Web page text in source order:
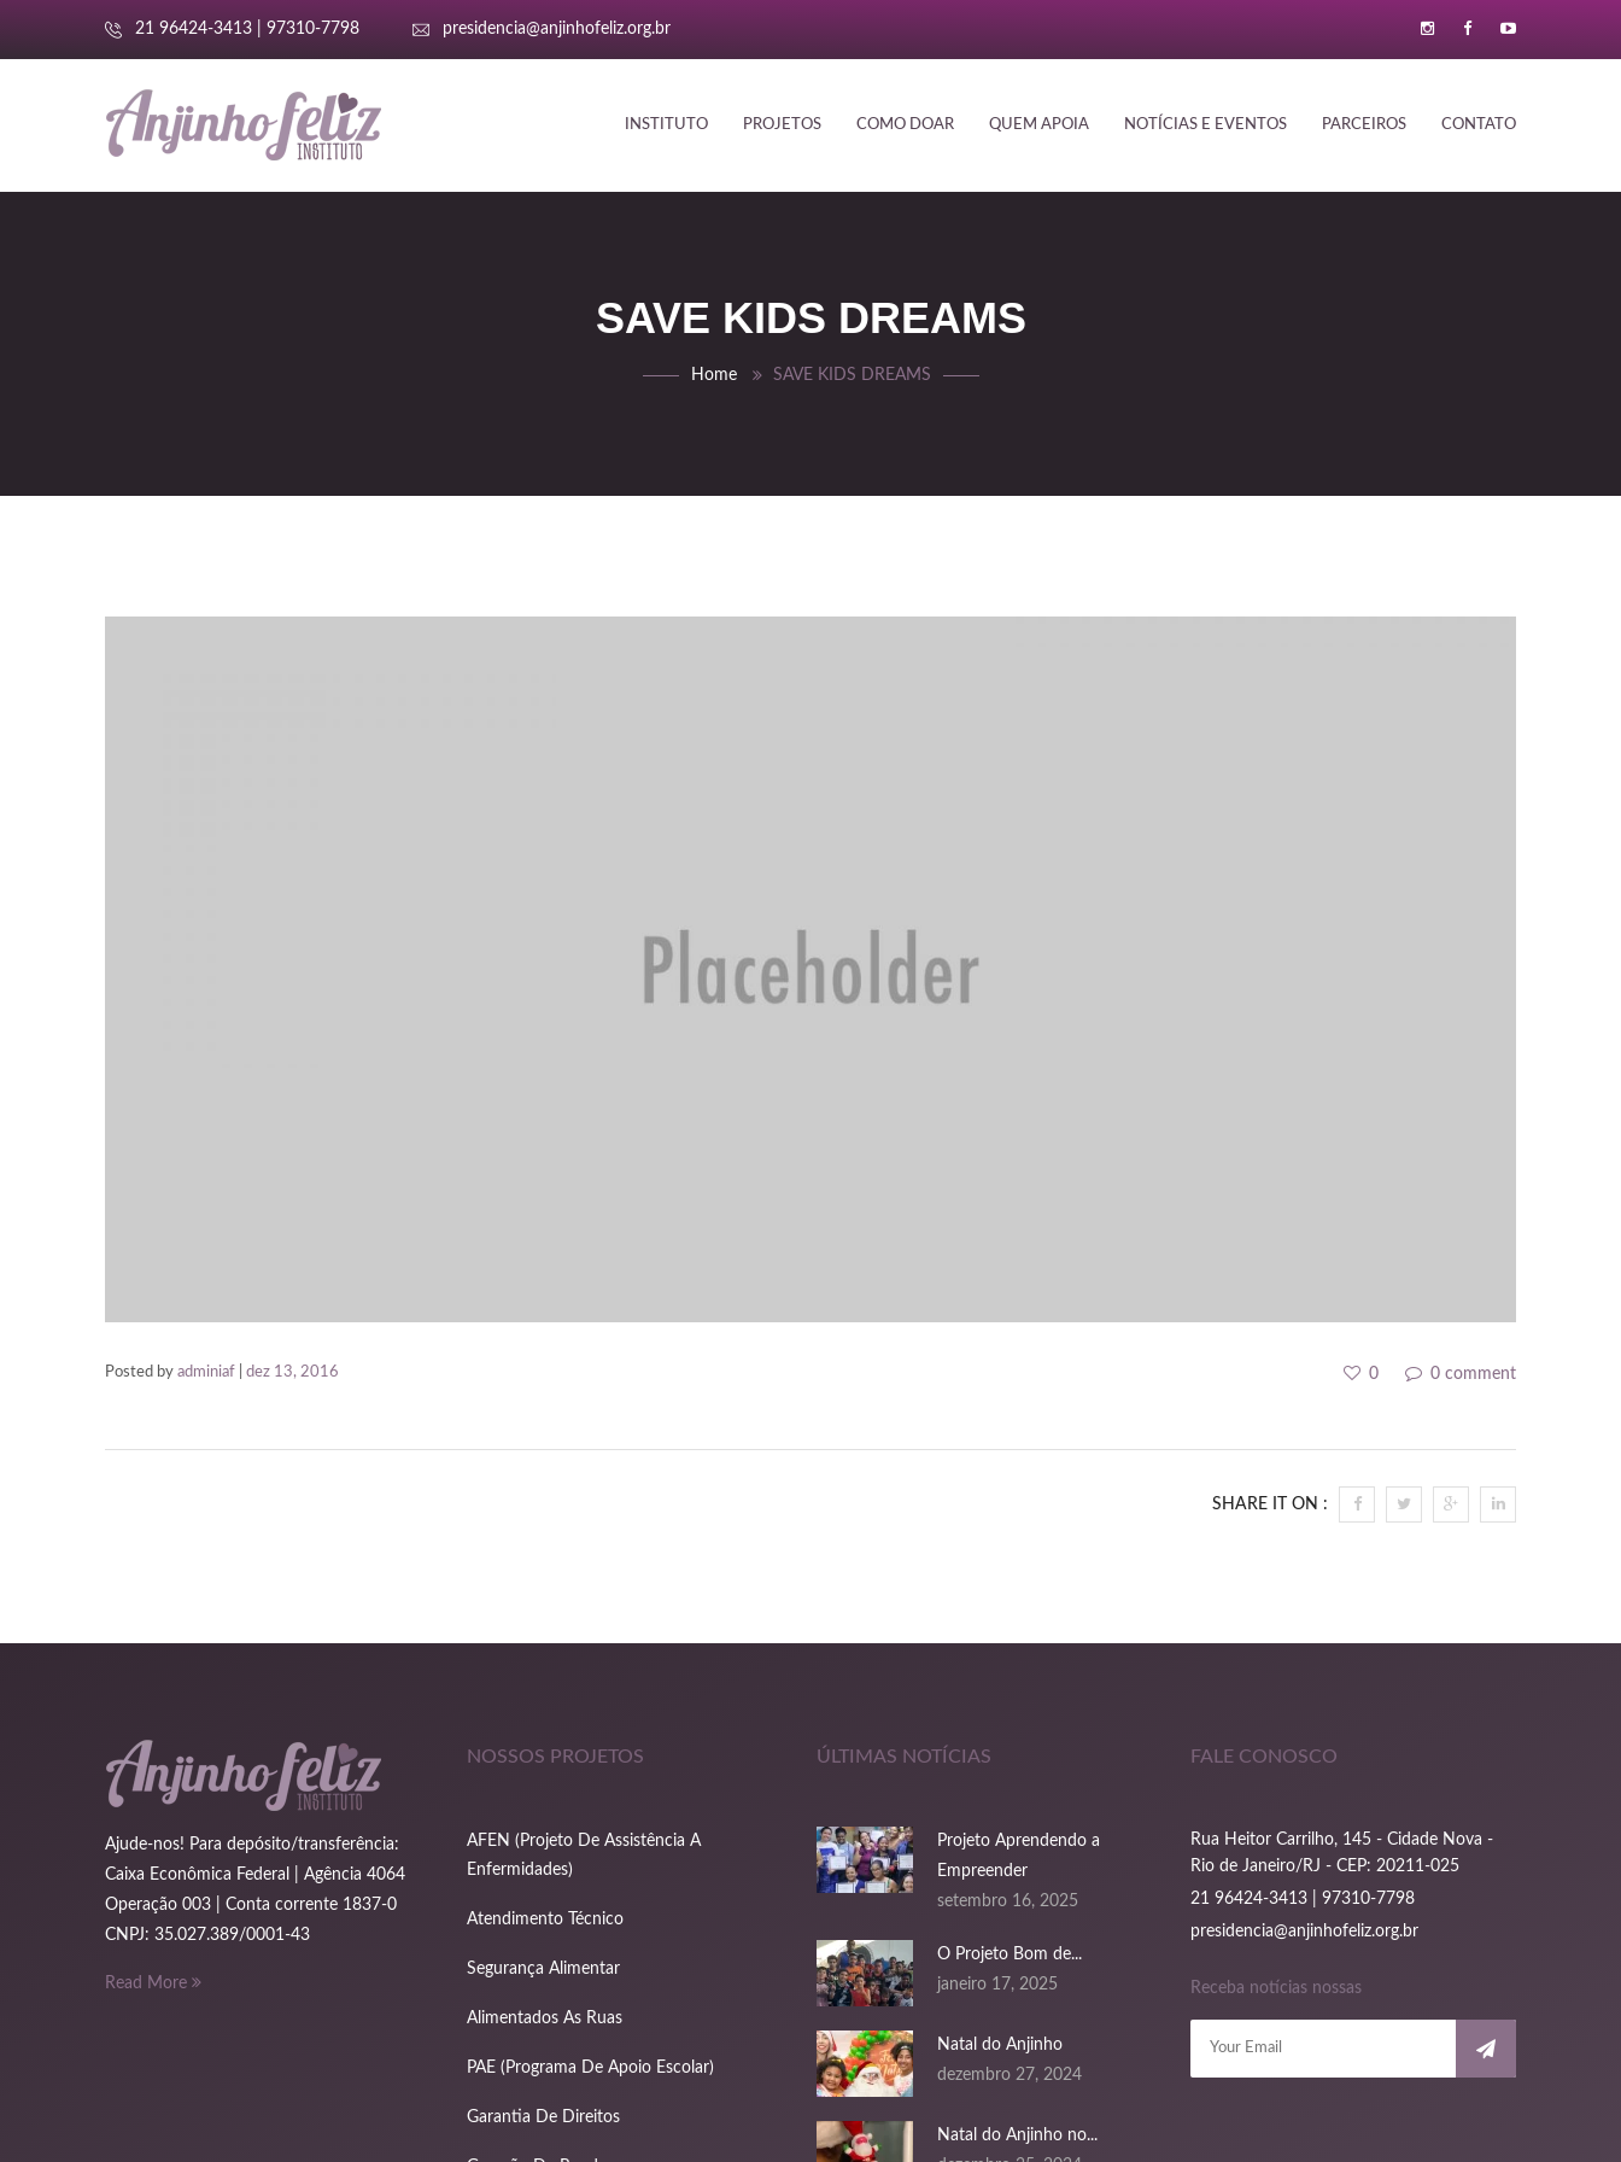
21 96424-3413 | 97310-7798 presidencia@anjinhofeliz.org.br
INSTITUTO PROJETOS COMO DOAR QUEM APOIA NOTÍCIAS E EVENTOS PARCEIROS CONTATO
SAVE KIDS DREAMS
Home SAVE KIDS DREAMS
Posted by adminiaf dez 13, 2016 0 0 comment
SHARE IT ON :
Ajude-nos! Para depósito/transferência:
Caixa Econômica Federal | Agência 4064
Operação 003 | Conta corrente 1837-0
CNPJ: 35.027.389/0001-43
Read More
NOSSOS PROJETOS
AFEN (Projeto De Assistência A
Enfermidades)
Atendimento Técnico
Segurança Alimentar
Alimentados As Ruas
PAE (Programa De Apoio Escolar)
Garantia De Direitos
ÚLTIMAS NOTÍCIAS
Projeto Aprendendo a
Empreender
setembro 16, 2025
O Projeto Bom de...
janeiro 17, 2025
Natal do Anjinho
dezembro 27, 2024
Natal do Anjinho no...
FALE CONOSCO
Rua Heitor Carrilho, 145 - Cidade Nova -
Rio de Janeiro/RJ - CEP: 20211-025
21 96424-3413 | 97310-7798
presidencia@anjinhofeliz.org.br
Receba notícias nossas